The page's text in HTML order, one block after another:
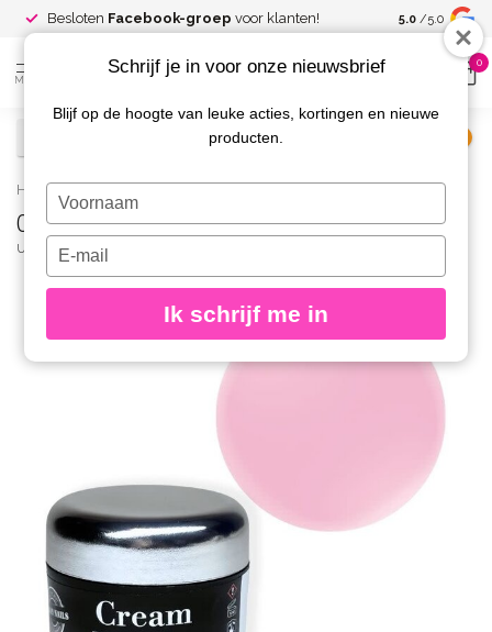
Besloten Facebook-groep voor klanten! Spaar voor
kortingen
5.0 /5.0
MENU
0
Home / 08 Cream Builder Powder Pink
08 Cream Builder Powder Pink
URBAN NAILS
Schrijf je in voor onze nieuwsbrief
Blijf op de hoogte van leuke acties, kortingen en nieuwe
producten.
Typ
je
naam
Typ
je
e-
in
Ik schrijf me in